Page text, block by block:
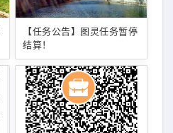
【任务公告】图灵任务暂停
结算！